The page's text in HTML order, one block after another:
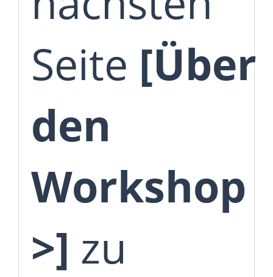
Seite [Über
den
Workshop
>] zu